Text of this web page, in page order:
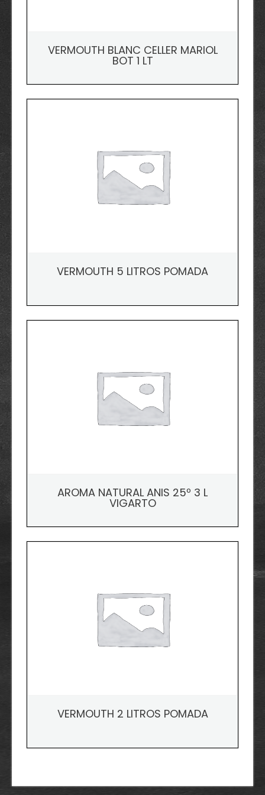
VERMOUTH BLANC CELLER MARIOL
BOT 1 LT
VERMOUTH 5 LITROS POMADA
AROMA NATURAL ANIS 25º 3 L
VIGARTO
VERMOUTH 2 LITROS POMADA